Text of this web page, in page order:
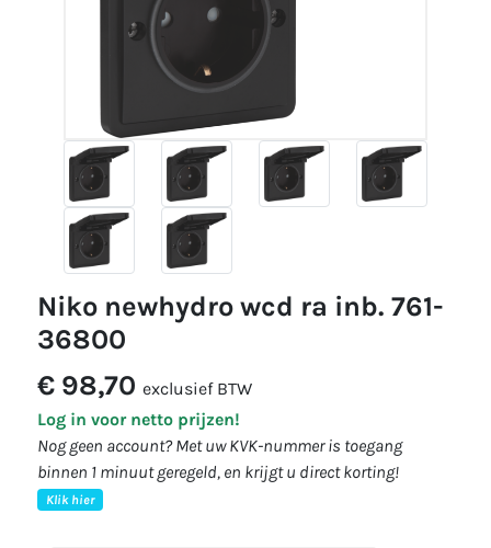
niko newhydro wcd ra inb. 761-
36800
€ 98,70 exclusief BTW
Log in voor netto prijzen!
Nog geen account? Met uw KVK-nummer is toegang
binnen 1 minuut geregeld, en krijgt u direct korting!
Klik hier